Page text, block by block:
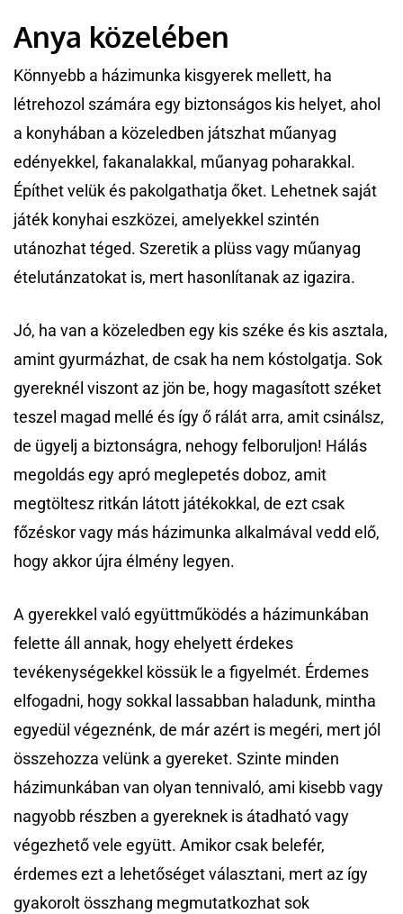
Anya közelében
Könnyebb a házimunka kisgyerek mellett, ha
létrehozol számára egy biztonságos kis helyet, ahol
a konyhában a közeledben játszhat műanyag
edényekkel, fakanalakkal, műanyag poharakkal.
Építhet velük és pakolgathatja őket. Lehetnek saját
játék konyhai eszközei, amelyekkel szintén
utánozhat téged. Szeretik a plüss vagy műanyag
ételutánzatokat is, mert hasonlítanak az igazira.
Jó, ha van a közeledben egy kis széke és kis asztala,
amint gyurmázhat, de csak ha nem kóstolgatja. Sok
gyereknél viszont az jön be, hogy magasított széket
teszel magad mellé és így ő rálát arra, amit csinálsz,
de ügyelj a biztonságra, nehogy felboruljon! Hálás
megoldás egy apró meglepetés doboz, amit
megtöltesz ritkán látott játékokkal, de ezt csak
főzéskor vagy más házimunka alkalmával vedd elő,
hogy akkor újra élmény legyen.
A gyerekkel való együttműködés a házimunkában
felette áll annak, hogy ehelyett érdekes
tevékenységekkel kössük le a figyelmét. Érdemes
elfogadni, hogy sokkal lassabban haladunk, mintha
egyedül végeznénk, de már azért is megéri, mert jól
összehozza velünk a gyereket. Szinte minden
házimunkában van olyan tennivaló, ami kisebb vagy
nagyobb részben a gyereknek is átadható vagy
végezhető vele együtt. Amikor csak belefér,
érdemes ezt a lehetőséget választani, mert az így
gyakorolt összhang megmutatkozhat sok